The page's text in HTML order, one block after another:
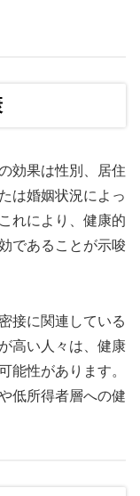
効果は性別、居住
は婚姻状況によっ
れにより、健康的
であることが示唆
接に関連している
高い人々は、健康
能性があります。
低所得者層への健